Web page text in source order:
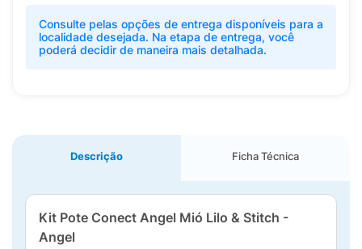
Consulte pelas opções de entrega disponíveis para a
localidade desejada. Na etapa de entrega, você
poderá decidir de maneira mais detalhada.
Descrição Ficha Técnica
Kit Pote Conect Angel Mió Lilo & Stitch -
Angel